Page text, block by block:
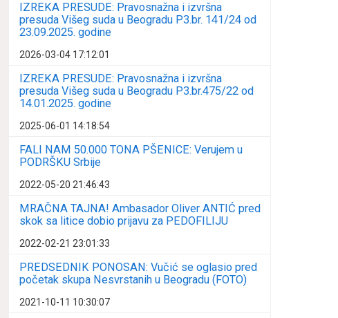
IZREKA PRESUDE: Pravosnažna i izvršna
presuda Višeg suda u Beogradu P3.br. 141/24 od
23.09.2025. godine
2026-03-04 17:12:01
IZREKA PRESUDE: Pravosnažna i izvršna
presuda Višeg suda u Beogradu P3.br.475/22 od
14.01.2025. godine
2025-06-01 14:18:54
FALI NAM 50.000 TONA PŠENICE: Verujem u
PODRŠKU Srbije
2022-05-20 21:46:43
MRAČNA TAJNA! Ambasador Oliver ANTIĆ pred
skok sa litice dobio prijavu za PEDOFILIJU
2022-02-21 23:01:33
PREDSEDNIK PONOSAN: Vučić se oglasio pred
početak skupa Nesvrstanih u Beogradu (FOTO)
2021-10-11 10:30:07